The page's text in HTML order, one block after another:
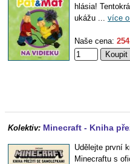
hlásia!
ukážu ... více
Naše cena:
Kolektiv: Minecraft - Kniha
Udělejte první
Minecraftu s